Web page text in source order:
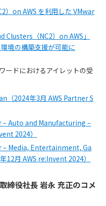
）on AWS を利用した VMwar
Clusters（NC2）on AWS」
境の構築支援が可能に
ードにおけるアイレットの受
（2024年3月 AWS Partner S
Auto and Manufacturing –
2024）
Media, Entertainment, Ga
月 AWS re:Invent 2024）
役社長 岩永 充正のコメ